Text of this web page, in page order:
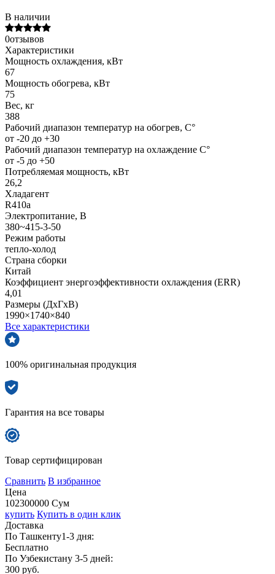
В наличии
0отзывов
Характеристики
Мощность охлаждения, кВт
67
Мощность обогрева, кВт
75
Вес, кг
388
Рабочий диапазон температур на обогрев, С°
от -20 до +30
Рабочий диапазон температур на охлаждение С°
от -5 до +50
Потребляемая мощность, кВт
26,2
Хладагент
R410a
Электропитание, В
380~415-3-50
Режим работы
тепло-холод
Страна сборки
Китай
Коэффициент энергоэффективности охлаждения (ERR)
4,01
Размеры (ДхГхВ)
1990×1740×840
Все характеристики
100% оригинальная продукция
Гарантия на все товары
Товар сертифицирован
Сравнить В избранное
Цена
102300000 Сум
купить Купить в один клик
Доставка
По Ташкенту1-3 дня:
Бесплатно
По Узбекистану 3-5 дней:
300 руб.